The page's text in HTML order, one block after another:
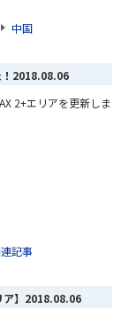
中国
2018.08.06
2+エリアを更新しま
記事
】 2018.08.06